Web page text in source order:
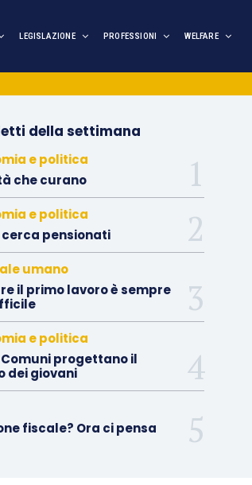
LEGISLAZIONE PROFESSIONI WELFARE
della settimana
e politica
che curano
e politica
cerca pensionati
umano
il primo lavoro è sempre
e politica
Comuni progettano il
dei giovani
fiscale? Ora ci pensa